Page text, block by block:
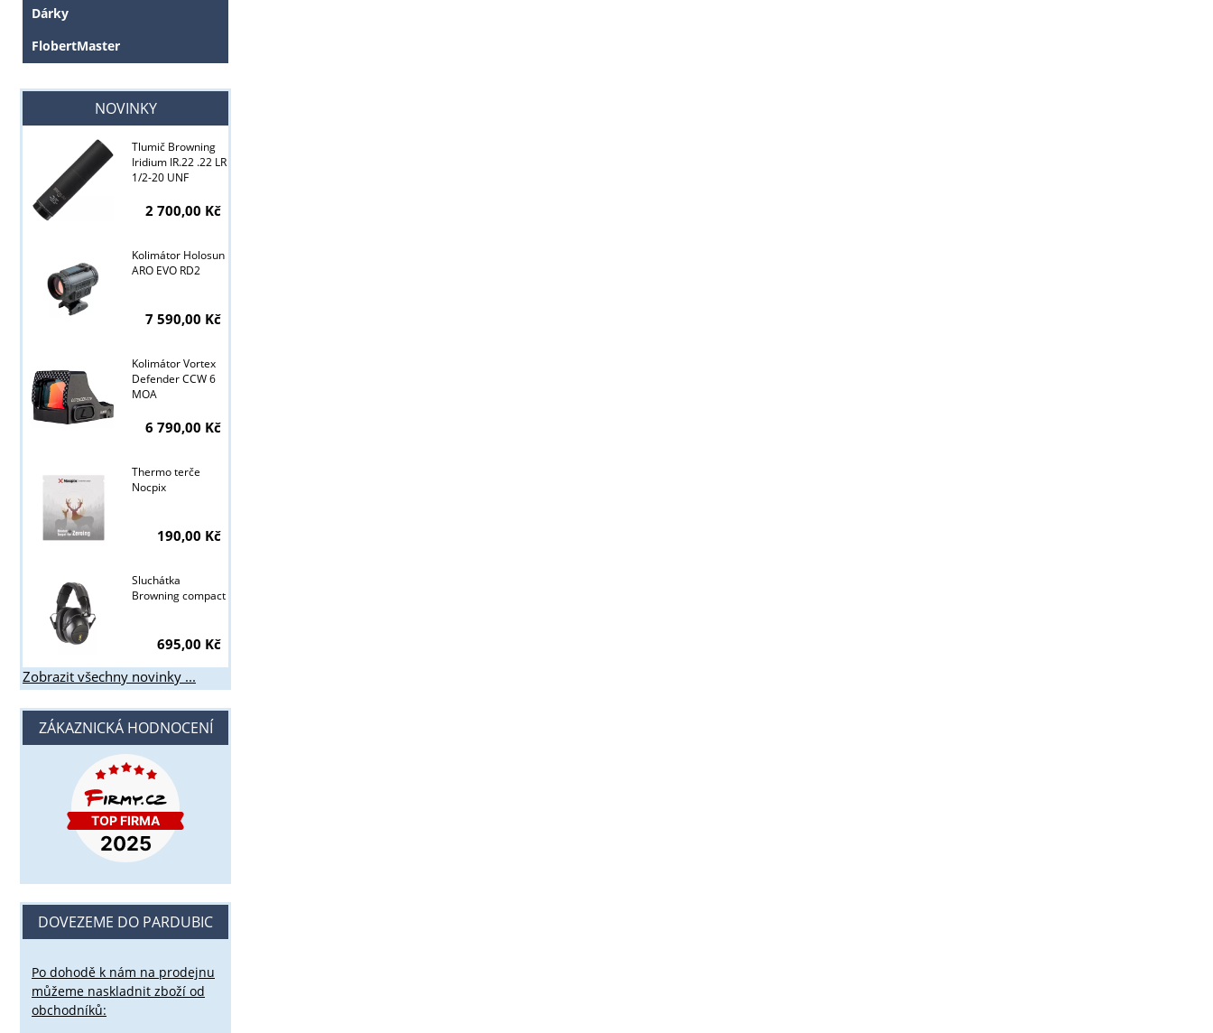
Dárky
FlobertMaster
NOVINKY
Tlumič Browning
Iridium IR.22 .22 LR
1/2-20 UNF
2 700,00 Kč
Kolimátor Holosun
ARO EVO RD2
7 590,00 Kč
Kolimátor Vortex
Defender CCW 6
MOA
6 790,00 Kč
Thermo terče
Nocpix
190,00 Kč
Sluchátka
Browning compact
695,00 Kč
Zobrazit všechny novinky ...
ZÁKAZNICKÁ HODNOCENÍ
DOVEZEME DO PARDUBIC
Po dohodě k nám na prodejnu
můžeme naskladnit zboží od
obchodníků: